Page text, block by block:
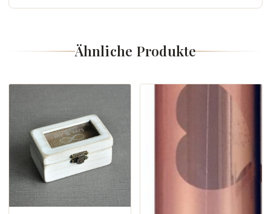
Ähnliche Produkte